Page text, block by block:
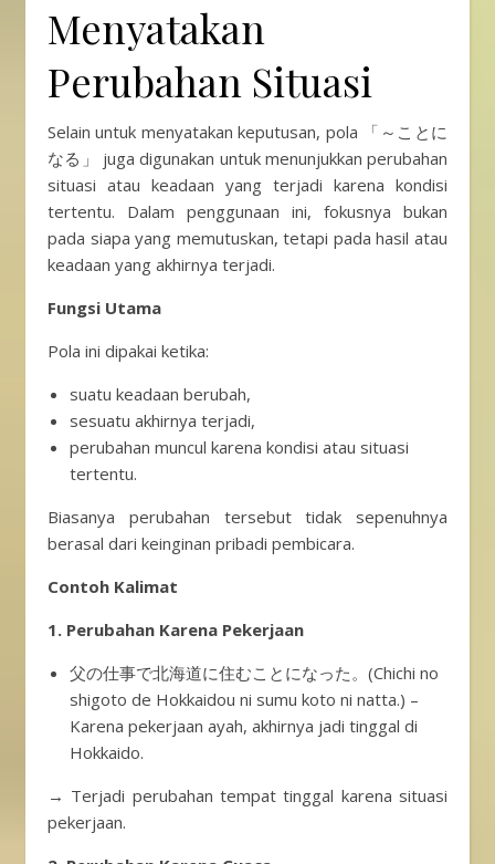
Menyatakan
Perubahan Situasi
Selain untuk menyatakan keputusan, pola 「～ことに
なる」 juga digunakan untuk menunjukkan perubahan
situasi atau keadaan yang terjadi karena kondisi
tertentu. Dalam penggunaan ini, fokusnya bukan
pada siapa yang memutuskan, tetapi pada hasil atau
keadaan yang akhirnya terjadi.
Fungsi Utama
Pola ini dipakai ketika:
suatu keadaan berubah,
sesuatu akhirnya terjadi,
perubahan muncul karena kondisi atau situasi
tertentu.
Biasanya perubahan tersebut tidak sepenuhnya
berasal dari keinginan pribadi pembicara.
Contoh Kalimat
1. Perubahan Karena Pekerjaan
父の仕事で北海道に住むことになった。(Chichi no
shigoto de Hokkaidou ni sumu koto ni natta.) –
Karena pekerjaan ayah, akhirnya jadi tinggal di
Hokkaido.
→ Terjadi perubahan tempat tinggal karena situasi
pekerjaan.